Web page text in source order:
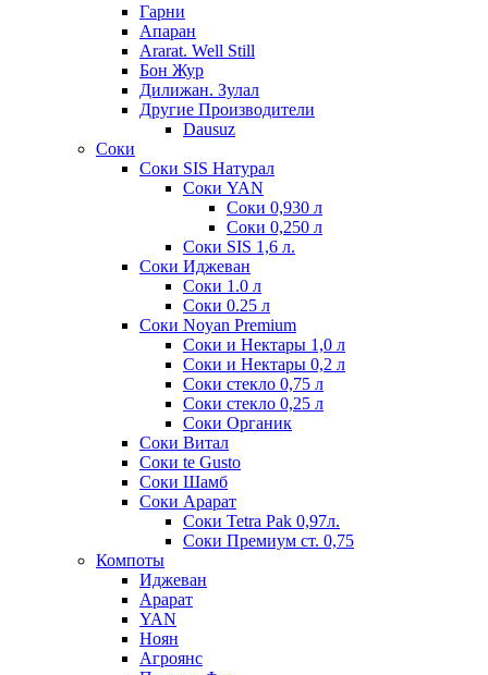
Гарни
Апаран
Ararat. Well Still
Бон Жур
Дилижан. Зулал
Другие Производители
Dausuz
Соки
Соки SIS Натурал
Соки YAN
Соки 0,930 л
Соки 0,250 л
Соки SIS 1,6 л.
Соки Иджеван
Соки 1.0 л
Соки 0.25 л
Соки Noyan Premium
Соки и Нектары 1,0 л
Соки и Нектары 0,2 л
Соки стекло 0,75 л
Соки стекло 0,25 л
Соки Органик
Соки Витал
Соки te Gusto
Соки Шамб
Соки Арарат
Соки Tetra Pak 0,97л.
Соки Премиум ст. 0,75
Компоты
Иджеван
Арарат
YAN
Ноян
Агроянс